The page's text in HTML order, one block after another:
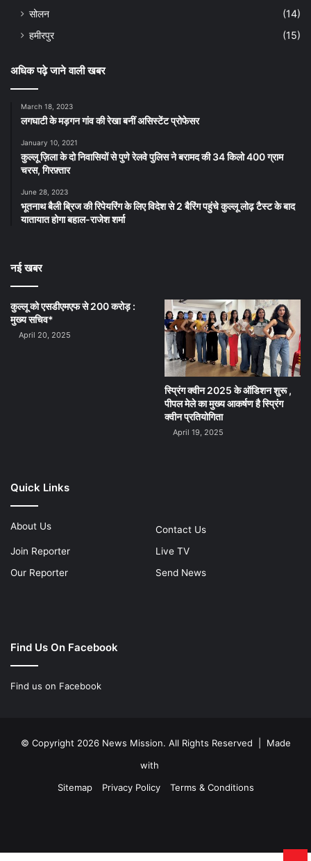
सोलन
(14)
हमीरपुर
(15)
अधिक पढ़े जाने वाली खबर
March 18, 2023
लगघाटी के मड़गन गांव की रेखा बनीं असिस्टेंट प्रोफेसर
January 10, 2021
कुल्लू ज़िला के दो निवासियों से पुणे रेलवे पुलिस ने बरामद की 34 किलो 400 ग्राम
चरस, गिरफ़्तार
June 28, 2023
भूतनाथ बैली ब्रिज की रिपेयरिंग के लिए विदेश से 2 बैरिंग पहुंचे कुल्लू लोढ़ टैस्ट के बाद
यातायात होगा बहाल-राजेश शर्मा
नई खबर
कुल्लू को एसडीएमएफ से 200 करोड़ :
मुख्य सचिव*
April 20, 2025
स्प्रिंग क्वीन 2025 के ऑडिशन शुरू ,
पीपल मेले का मुख्य आकर्षण है स्प्रिंग
क्वीन प्रतियोगिता
April 19, 2025
Quick Links
About Us
Contact Us
Join Reporter
Live TV
Our Reporter
Send News
Find Us On Facebook
Find us on Facebook
© Copyright 2026 News Mission. All Rights Reserved | Made
with
Sitemap
Privacy Policy Terms & Conditions